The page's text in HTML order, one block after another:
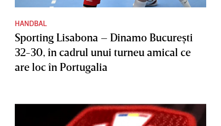
HANDBAL
Sporting Lisabona – Dinamo Bucureşti
32-30, în cadrul unui turneu amical ce
are loc în Portugalia